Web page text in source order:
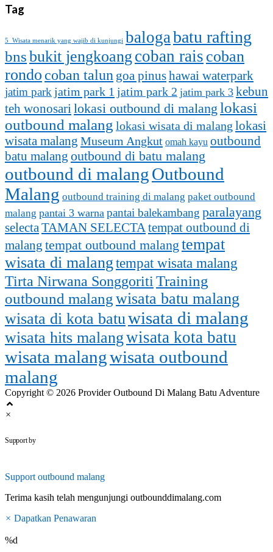
Tag
5 Wisata menarik yang wajib di kunjungi balogabatu rafting
bnsbukit jengkoang coban rais coban
rondo coban talun goa pinushawai waterpark
jatim park jatim park 1 jatim park 2 jatim park 3 kebun
teh wonosarilokasi outbound di malang lokasi
outbound malang lokasi wisata di malang lokasi
wisata malang Museum Angkut omah kayu outbound
batu malang outbound di batu malang
outbound di malangOutbound
Malang outbound training di malang paket outbound
malang pantai 3 warna pantai balekambang paralayang
selectaTAMAN SELECTAtempat outbound di
malang tempat outbound malang tempat
wisata di malangtempat wisata malang
Tirta Nirwana Songgoriti Training
outbound malangwisata batu malang
wisata di kota batuwisata di malang
wisata hits malangwisata kota batu
wisata malangwisata outbound
malang
Copyright © 2026 Provider Outbound Di Malang Batu Adventure
×
Support by
Support outbound malang
Terima kasih telah mengunjungi outbounddimalang.com
× Dapatkan Penawaran
%d